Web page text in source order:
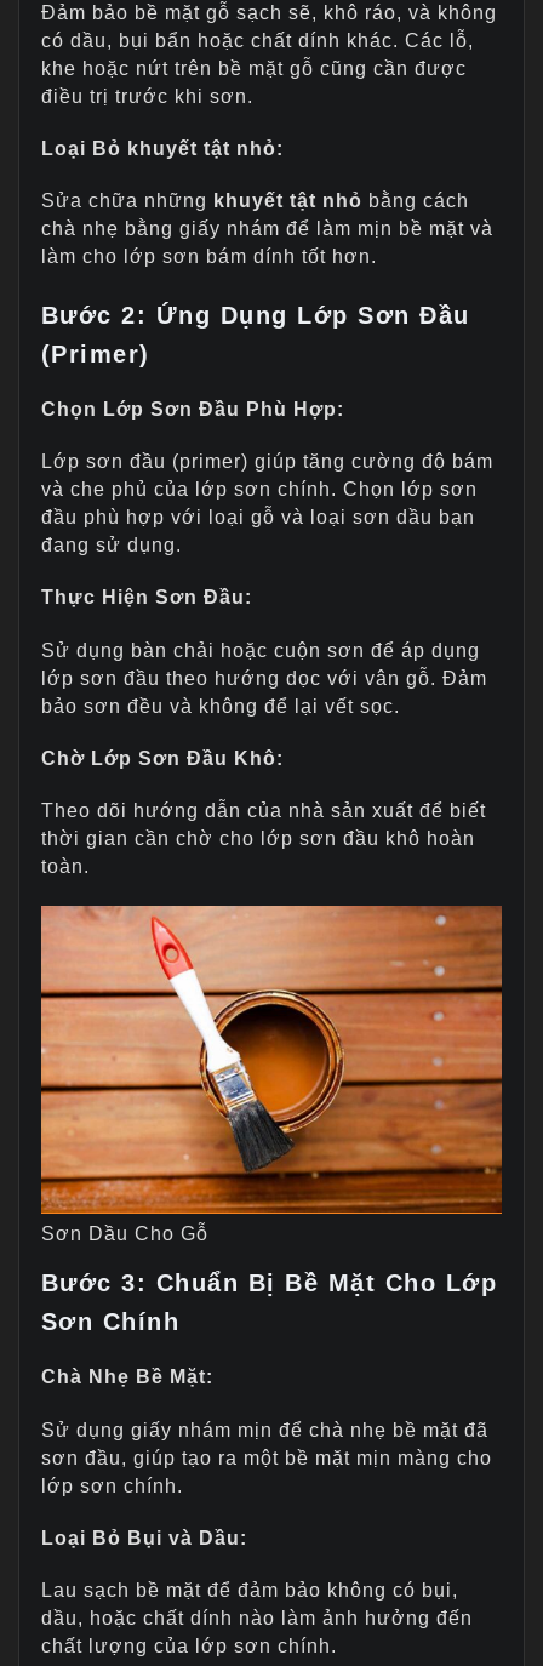
Đảm bảo bề mặt gỗ sạch sẽ, khô ráo, và không
có dầu, bụi bẩn hoặc chất dính khác. Các lỗ,
khe hoặc nứt trên bề mặt gỗ cũng cần được
điều trị trước khi sơn.
Loại Bỏ khuyết tật nhỏ:
Sửa chữa những khuyết tật nhỏ bằng cách
chà nhẹ bằng giấy nhám để làm mịn bề mặt và
làm cho lớp sơn bám dính tốt hơn.
Bước 2: Ứng Dụng Lớp Sơn Đầu
(Primer)
Chọn Lớp Sơn Đầu Phù Hợp:
Lớp sơn đầu (primer) giúp tăng cường độ bám
và che phủ của lớp sơn chính. Chọn lớp sơn
đầu phù hợp với loại gỗ và loại sơn dầu bạn
đang sử dụng.
Thực Hiện Sơn Đầu:
Sử dụng bàn chải hoặc cuộn sơn để áp dụng
lớp sơn đầu theo hướng dọc với vân gỗ. Đảm
bảo sơn đều và không để lại vết sọc.
Chờ Lớp Sơn Đầu Khô:
Theo dõi hướng dẫn của nhà sản xuất để biết
thời gian cần chờ cho lớp sơn đầu khô hoàn
toàn.
Sơn Dầu Cho Gỗ
Bước 3: Chuẩn Bị Bề Mặt Cho Lớp
Sơn Chính
Chà Nhẹ Bề Mặt:
Sử dụng giấy nhám mịn để chà nhẹ bề mặt đã
sơn đầu, giúp tạo ra một bề mặt mịn màng cho
lớp sơn chính.
Loại Bỏ Bụi và Dầu:
Lau sạch bề mặt để đảm bảo không có bụi,
dầu, hoặc chất dính nào làm ảnh hưởng đến
chất lượng của lớp sơn chính.